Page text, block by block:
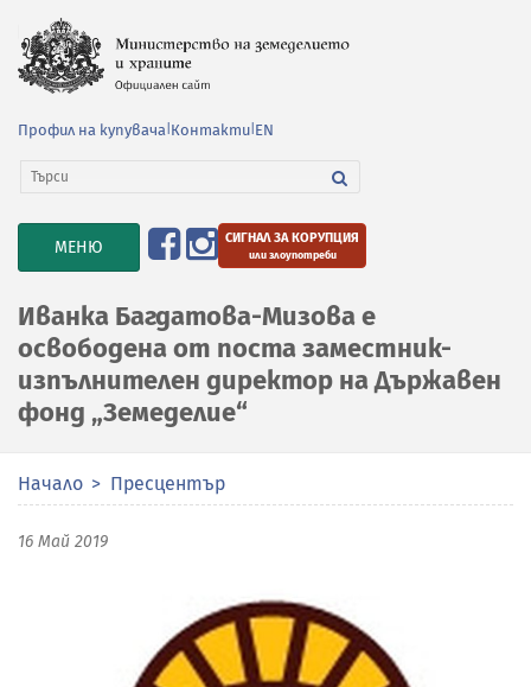
Профил на купувача Контакти EN
TOGGLE
NAVIGATION
МЕНЮ СИГНАЛ ЗА КОРУПЦИЯ
или злоупотреби
Иванка Багдатова-Мизова е
освободена от поста заместник-
изпълнителен директор на Държавен
фонд „Земеделие“
Начало Пресцентър
16 Май 2019